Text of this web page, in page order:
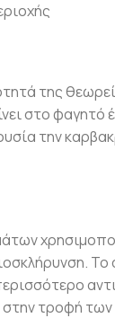
της
στο φαγητό
την
Το
στην τροφή